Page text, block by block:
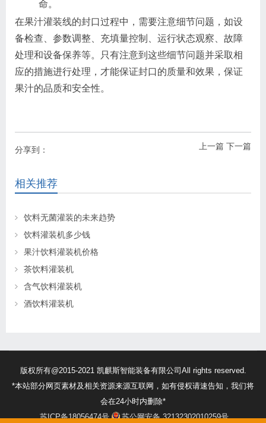
命。
在果汁灌装线的封口过程中，需要注意细节问题，如设
备检查、参数调整、充填量控制、运行状态观察、故障
处理和设备保养等。只有注意到这些细节问题并采取相
应的措施进行处理，才能保证封口的质量和效果，保证
果汁的品质和安全性。
上一篇 下一篇
分享到：
相关推荐
饮料无菌灌装的未来趋势
饮料灌装机多少钱
果汁饮料灌装机价格
茶饮料灌装机
含气饮料灌装机
酒饮料灌装机
版权所有@2015-2021 凯麒斯智能装备有限公司All rights reserved.
*本站部分网页素材及相关资源来源互联网，如有侵权请速告知，我们将
会在24小时内删除*
苏ICP备18056474号
苏公网安备 32132302010259号